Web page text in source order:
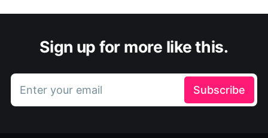
Sign up for more like this.
Enter your email Subscribe